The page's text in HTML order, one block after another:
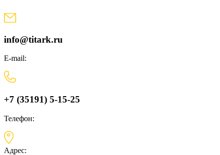
to
content
info@titark.ru
E-mail:
+7 (35191) 5-15-25
Телефон:
Адрес: